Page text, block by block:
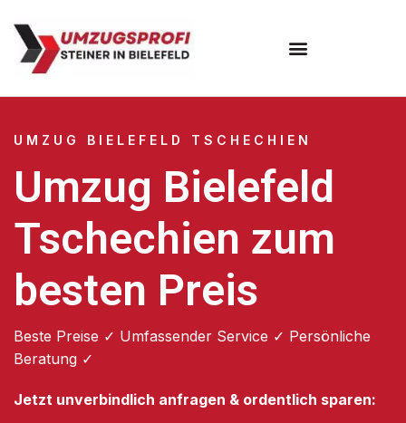
UMZUG BIELEFELD TSCHECHIEN
Umzug Bielefeld
Tschechien zum
besten Preis
Beste Preise ✓ Umfassender Service ✓ Persönliche
Beratung ✓
Jetzt unverbindlich anfragen & ordentlich sparen: